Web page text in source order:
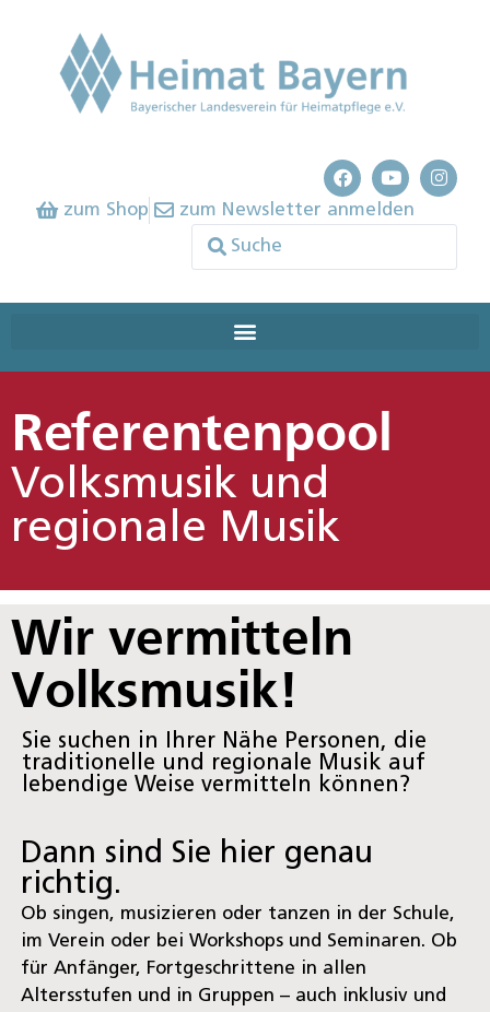
zum Shop zum Newsletter anmelden
Referentenpool
Volksmusik und
regionale Musik
Wir vermitteln
Volksmusik!
Sie suchen in Ihrer Nähe Personen, die
traditionelle und regionale Musik auf
lebendige Weise vermitteln können?
Dann sind Sie hier genau
richtig.
Ob singen, musizieren oder tanzen in der Schule,
im Verein oder bei Workshops und Seminaren. Ob
für Anfänger, Fortgeschrittene in allen
Altersstufen und in Gruppen – auch inklusiv und